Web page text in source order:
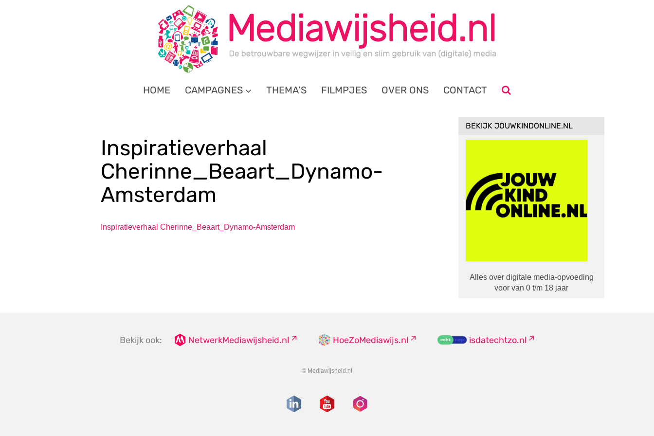
HOME CAMPAGNES THEMA’S FILMPJES OVER ONS CONTACT
Inspiratieverhaal
Cherinne_Beaart_Dynamo-
Amsterdam
Inspiratieverhaal Cherinne_Beaart_Dynamo-Amsterdam
BEKIJK JOUWKINDONLINE.NL
Alles over digitale media-opvoeding
voor van 0 t/m 18 jaar
Bekijk ook: NetwerkMediawijsheid.nl HoeZoMediawijs.nl isdatechtzo.nl
© Mediawijsheid.nl